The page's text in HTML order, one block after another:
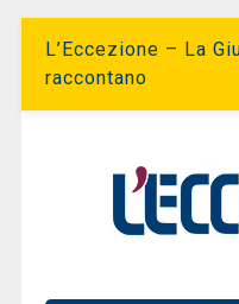
L’Eccezione – La
raccontano